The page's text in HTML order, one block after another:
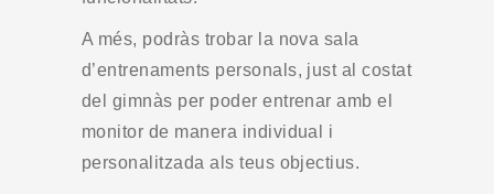
A més, podràs trobar la nova sala
d’entrenaments personals, just al costat
del gimnàs per poder entrenar amb el
monitor de manera individual i
personalitzada als teus objectius.